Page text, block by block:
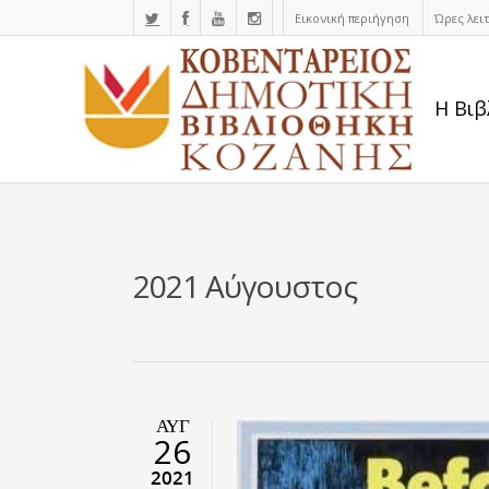
Εικονική περιήγηση Ώρες
Η
2021 Αύγουστος
ΑΥΓ
26
2021